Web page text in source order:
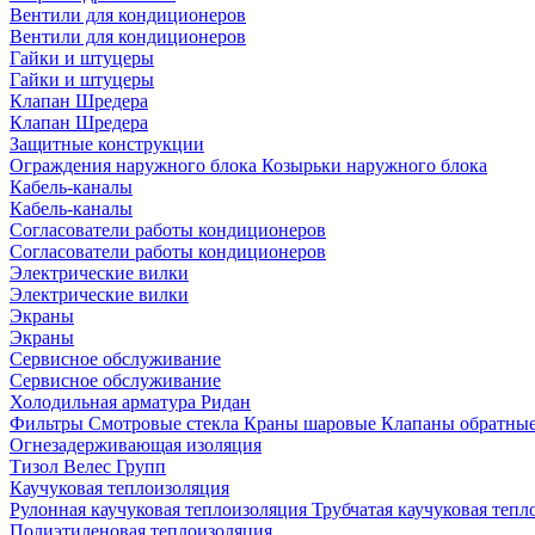
Вентили для кондиционеров
Вентили для кондиционеров
Гайки и штуцеры
Гайки и штуцеры
Клапан Шредера
Клапан Шредера
Защитные конструкции
Ограждения наружного блока Козырьки наружного блока
Кабель-каналы
Кабель-каналы
Согласователи работы кондиционеров
Согласователи работы кондиционеров
Электрические вилки
Электрические вилки
Экраны
Экраны
Сервисное обслуживание
Сервисное обслуживание
Холодильная арматура Ридан
Фильтры Смотровые стекла Краны шаровые Клапаны
Огнезадерживающая изоляция
Тизол Велес Групп
Каучуковая теплоизоляция
Рулонная каучуковая теплоизоляция Трубчатая каучуковая
Полиэтиленовая теплоизоляция